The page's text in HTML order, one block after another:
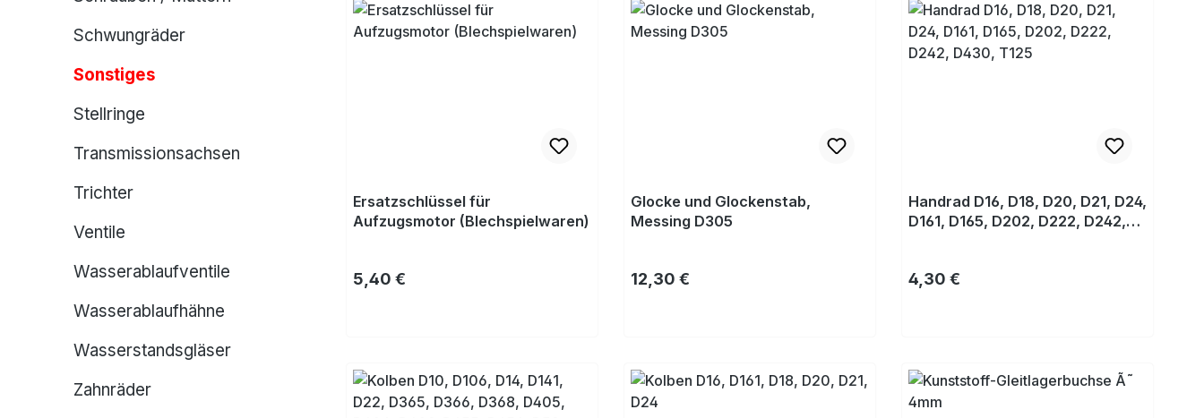
Schwungräder
Sonstiges
Stellringe
Transmissionsachsen
Trichter
Ventile
Wasserablaufventile
Wasserablaufhähne
Wasserstandsgläser
Zahnräder
Ersatzschlüssel für
Aufzugsmotor (Blechspielwaren)
Regulärer Preis:
5,40 €
Glocke und Glockenstab,
Messing D305
Regulärer Preis:
12,30 €
Handrad D16, D18, D20, D21, D24,
D161, D165, D202, D222, D242,
Regulärer Preis:
4,30 €